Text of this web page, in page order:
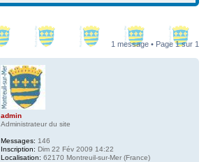
1 message • Page1sur 1
admin
Administrateur du site
Messages: 146
Inscription: Dim 22 Fév 2009 14:22
Localisation: 62170 Montreuil-sur-Mer (France)